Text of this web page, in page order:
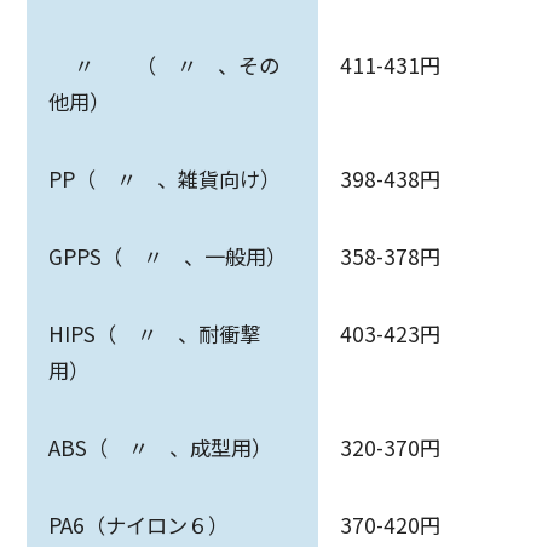
〃 （ 〃 、その
他用）
411-431円
PP（ 〃 、雑貨向け） 398-438円
GPPS（ 〃 、一般用） 358-378円
HIPS（ 〃 、耐衝撃
用）
403-423円
ABS（ 〃 、成型用） 320-370円
PA6（ナイロン６） 370-420円